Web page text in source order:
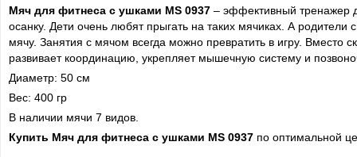
Мяч для фитнеса с ушками MS 0937 – эффективный тренажер
осанку. Дети очень любят прыгать на таких мячиках. А родители
мячу. Занятия с мячом всегда можно превратить в игру. Вместо
развивает координацию, укрепляет мышечную систему и
Диаметр: 50 см
Вес: 400 гр
В наличии мячи 7 видов.
Купить Мяч для фитнеса с ушками MS 0937 по оптимальной